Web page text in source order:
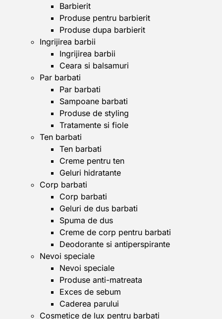
Barbierit
Produse pentru barbierit
Produse dupa barbierit
Ingrijirea barbii
Ingrijirea barbii
Ceara si balsamuri
Par barbati
Par barbati
Sampoane barbati
Produse de styling
Tratamente si fiole
Ten barbati
Ten barbati
Creme pentru ten
Geluri hidratante
Corp barbati
Corp barbati
Geluri de dus barbati
Spuma de dus
Creme de corp pentru barbati
Deodorante si antiperspirante
Nevoi speciale
Nevoi speciale
Produse anti-matreata
Exces de sebum
Caderea parului
Cosmetice de lux pentru barbati